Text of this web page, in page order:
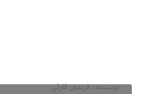
نویسنده : فریدون قارئی